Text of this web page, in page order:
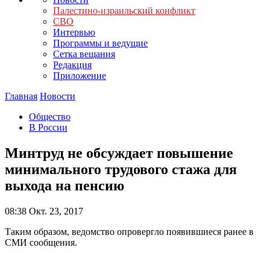
Палестино-израильский конфликт
СВО
Интервью
Программы и ведущие
Сетка вещания
Редакция
Приложение
Главная Новости
Общество
В России
Минтруд не обсуждает повышение
минимального трудового стажа для
выхода на пенсию
08:38 Окт. 23, 2017
Таким образом, ведомство опровергло появившиеся ранее в
СМИ сообщения.